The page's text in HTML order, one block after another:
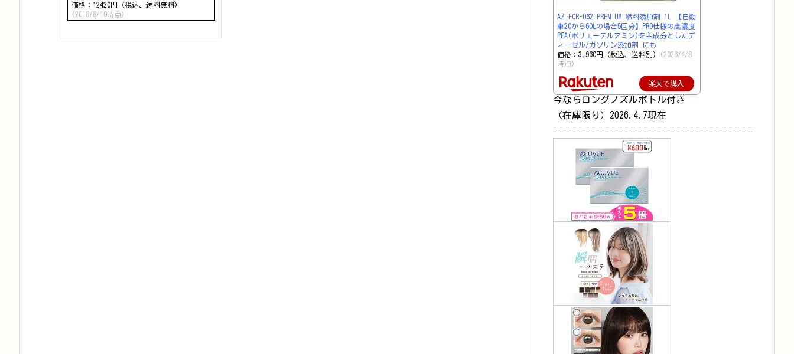
価格：12420円（税込、送料無料)
(2018/8/10時点)
AZ FCR-062 PREMIUM 燃料添加剤 1L 【自動
車20から60Lの場合5回分】PRO仕様の高濃度
PEA(ポリエーテルアミン)を主成分としたデ
ィーゼル/ガソリン添加剤 にも
価格：3,960円（税込、送料別)
(2026/4/8
時点)
楽天で購入
今ならロングノズルボトル付き
（在庫限り）2026.4.7現在